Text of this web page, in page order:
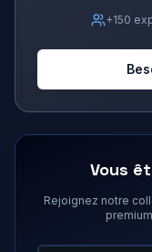
+150
Vous
Rejoignez notre